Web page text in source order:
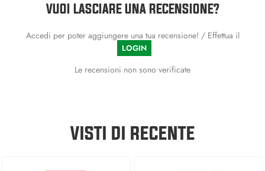
VUOI LASCIARE UNA RECENSIONE?
Accedi per poter aggiungere una tua recensione! / Effettua il
LOGIN
Le recensioni non sono verificate
VISTI DI RECENTE